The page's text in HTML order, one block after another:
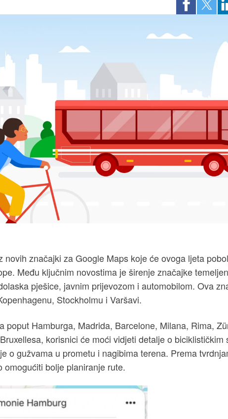
novih značajki za Google Maps koje će ovoga ljeta
Među ključnim novostima je širenje značajke
pješice, javnim prijevozom i automobilom. Ova
Stockholmu i Varšavi.
poput Hamburga, Madrida, Barcelone, Milana, Rima,
korisnici će moći vidjeti detalje o biciklističkim
o gužvama u prometu i nagibima terena. Prema
omogućiti bolje planiranje rute.